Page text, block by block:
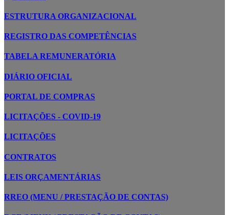
ESTRUTURA ORGANIZACIONAL
REGISTRO DAS COMPETÊNCIAS
TABELA REMUNERATÓRIA
DIÁRIO OFICIAL
PORTAL DE COMPRAS
LICITAÇÕES - COVID-19
LICITAÇÕES
CONTRATOS
LEIS ORÇAMENTÁRIAS
RREO (MENU / PRESTAÇÃO DE CONTAS)